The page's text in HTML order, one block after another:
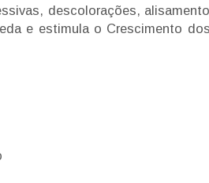
descolorações,
e estimula o Crescimento